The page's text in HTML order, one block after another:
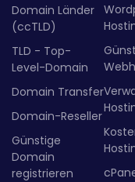
Domain Länder
(ccTLD)
TLD - Top-
Level-Domain
Domain Transfer
Domain-Reseller
Günstige
Domain
registrieren